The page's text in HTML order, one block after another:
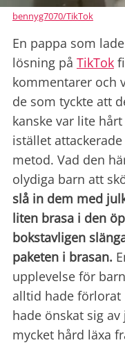
bennyg7070/TikTok
En pappa som
lösning på TikTok
kommentarer och
de som tyckte att
kanske var lite
istället
metod. Vad den
olydiga barn att
slå in dem med
liten brasa i den
bokstavligen
paketen i brasan.
upplevelse för
alltid hade förlorat
hade önskat sig
mycket hård läxa